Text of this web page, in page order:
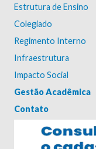
Estrutura de Ensino
Colegiado
Regimento Interno
Infraestrutura
Impacto Social
Gestão Acadêmica
Contato